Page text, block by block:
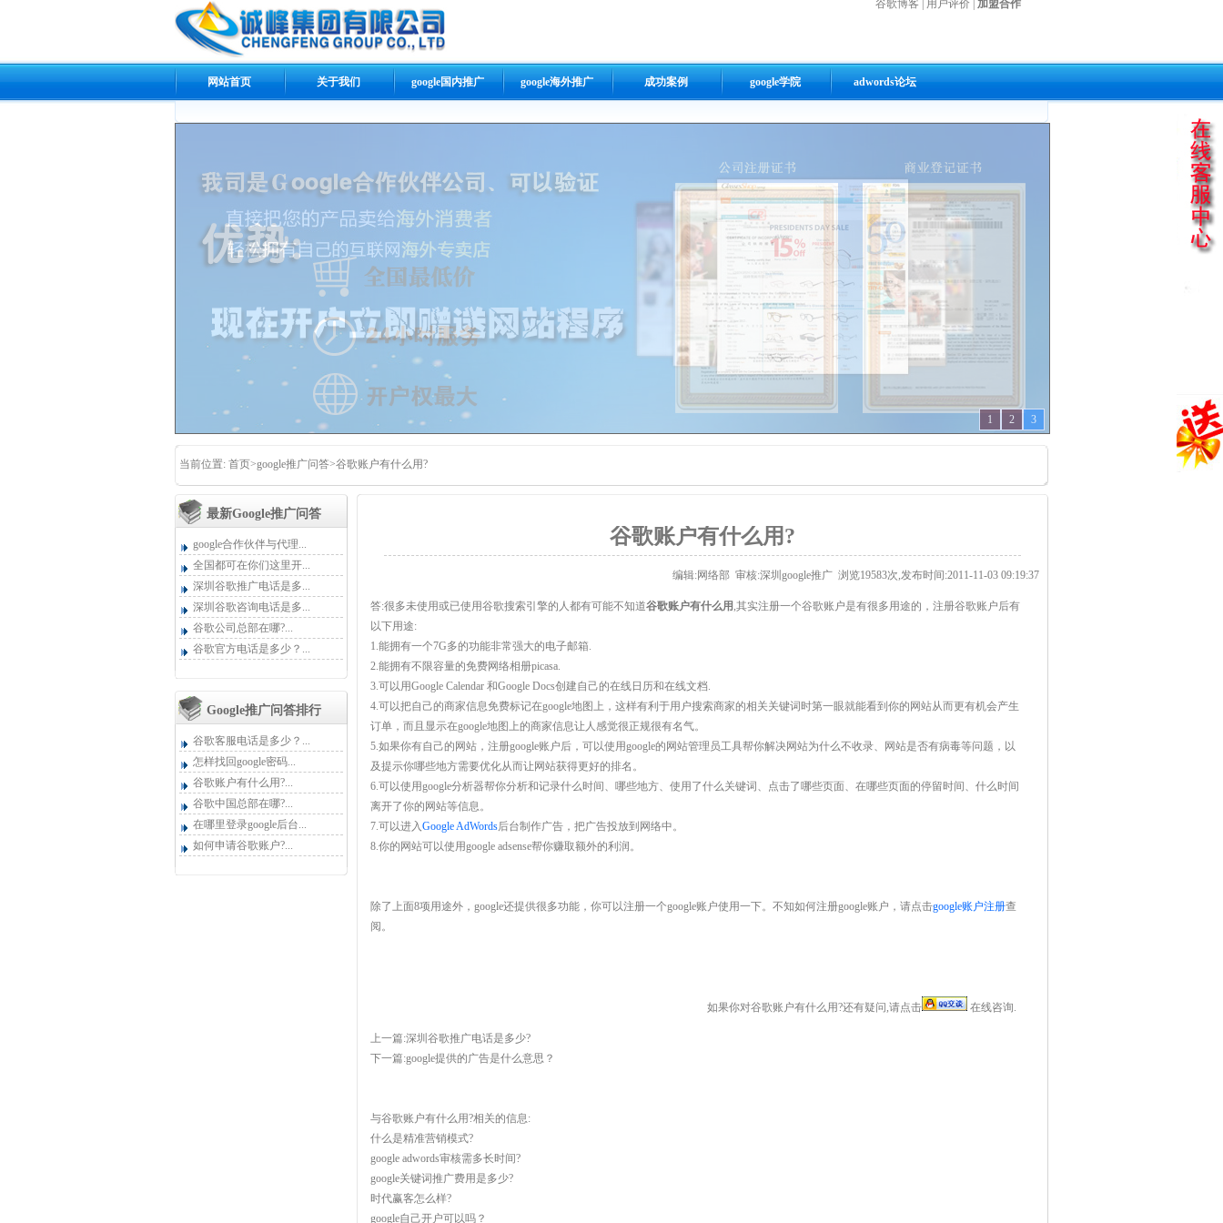
谷歌博客 用户评价 加盟合作
网站首页 关于我们 google国内推广 google海外推广 成功案例 google学院 adwords论坛
1 2 3
当前位置: 首页>google推广问答>谷歌账户有什么用?
最新google推广问答
google合作伙伴与代理...
全国都可在你们这里开...
深圳谷歌推广电话是多...
深圳谷歌咨询电话是多...
谷歌公司总部在哪?...
谷歌官方电话是多少？...
Google推广问答排行
谷歌客服电话是多少？...
怎样找回google密码...
谷歌账户有什么用?...
谷歌中国总部在哪?...
在哪里登录google后台...
如何申请谷歌账户?...
谷歌账户有什么用?
编辑:网络部 审核:深圳google推广 浏览19583次,发布时间:2011-11-03 09:19:37
答:很多未使用或已使用谷歌搜索引擎的人都有可能不知道谷歌账户有什么用,其实注册一个谷歌账户是有很多用途的，注册谷歌账户后有
以下用途:
1.能拥有一个7G多的功能非常强大的电子邮箱.
2.能拥有不限容量的免费网络相册picasa.
3.可以用Google Calendar 和Google Docs创建自己的在线日历和在线文档.
4.可以把自己的商家信息免费标记在google地图上，这样有利于用户搜索商家的相关关键词时第一眼就能看到你的网站从而更有机会产生
订单，而且显示在google地图上的商家信息让人感觉很正规很有名气。
5.如果你有自己的网站，注册google账户后，可以使用google的网站管理员工具帮你解决网站为什么不收录、网站是否有病毒等问题，以
及提示你哪些地方需要优化从而让网站获得更好的排名。
6.可以使用google分析器帮你分析和记录什么时间、哪些地方、使用了什么关键词、点击了哪些页面、在哪些页面的停留时间、什么时间
离开了你的网站等信息。
7.可以进入Google AdWords后台制作广告，把广告投放到网络中。
8.你的网站可以使用google adsense帮你赚取额外的利润。
除了上面8项用途外，google还提供很多功能，你可以注册一个google账户使用一下。不知如何注册google账户，请点击google账户注册查
阅。
如果你对谷歌账户有什么用?还有疑问,请点击 在线咨询.
上一篇:深圳谷歌推广电话是多少?
下一篇:google提供的广告是什么意思？
与谷歌账户有什么用?相关的信息:
什么是精准营销模式?
google adwords审核需多长时间?
google关键词推广费用是多少?
时代赢客怎么样?
google自己开户可以吗？